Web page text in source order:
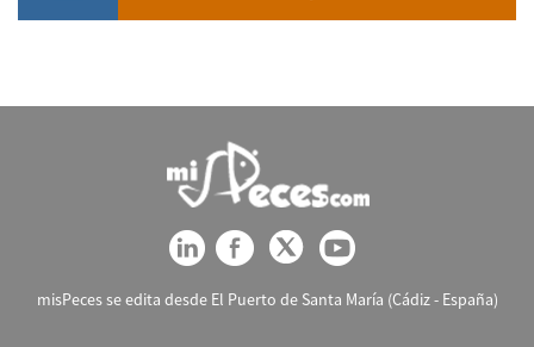
misPeces se edita desde El Puerto de Santa María (Cádiz - España)